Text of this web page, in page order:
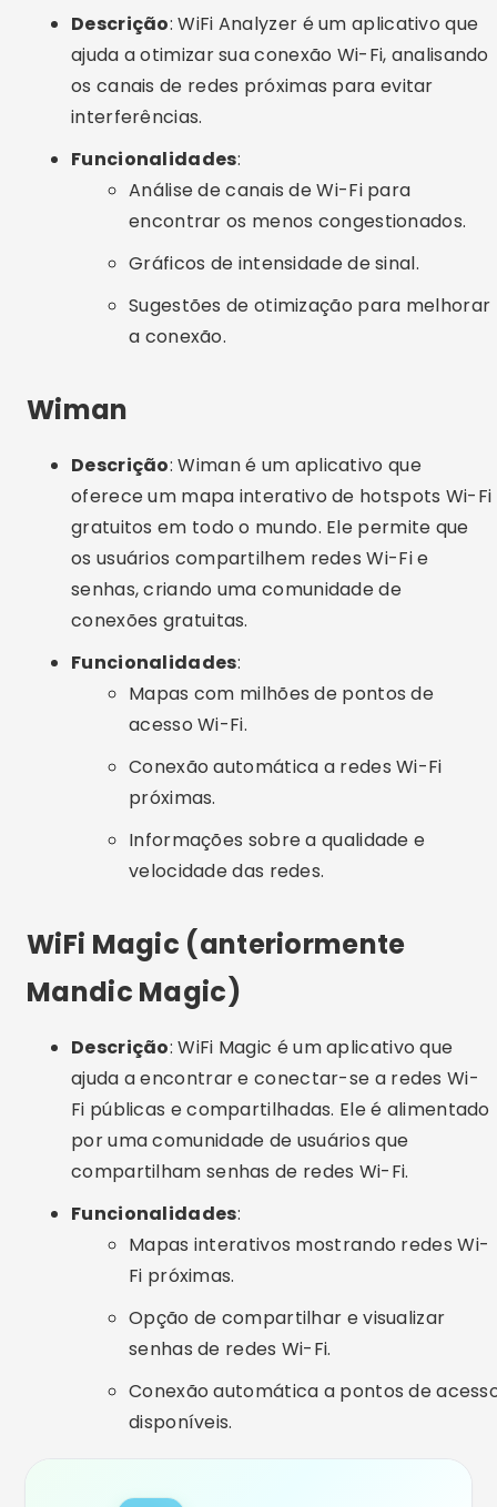
Sugestões de otimização para melhorar
a conexão.
Wiman
Descrição: Wiman é um aplicativo que
oferece um mapa interativo de hotspots Wi-Fi
gratuitos em todo o mundo. Ele permite que
senhas, criando uma comunidade de
conexões gratuitas.
Conexão automática a redes Wi-Fi
próximas.
Informações sobre a qualidade e
velocidade das redes.
WiFi Magic (anteriormente
Mandic Magic)
Descrição: WiFi Magic é um aplicativo que
ajuda a encontrar e conectar-se a redes Wi-
Fi públicas e compartilhadas. Ele é alimentado
por uma comunidade de usuários que
Funcionalidades:
Mapas interativos mostrando redes Wi-
Fi próximas.
Opção de compartilhar e visualizar
senhas de redes Wi-Fi.
Conexão automática a pontos de
disponíveis.
WiFi Magic+ VPN
BAIXAR AGORA